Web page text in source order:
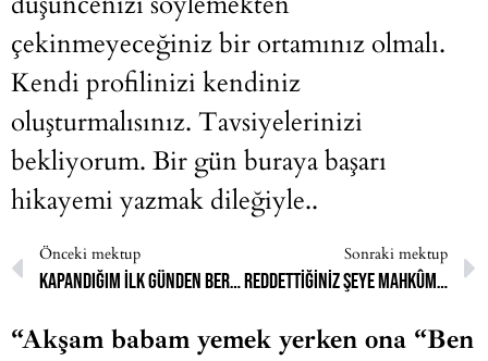
çekinmeyeceğiniz bir ortamınız olmalı.
Kendi profilinizi kendiniz
oluşturmalısınız. Tavsiyelerinizi
bekliyorum. Bir gün buraya başarı
hikayemi yazmak dileğiyle..
Önceki mektup
Kapandığım ilk günden beri kendimi çirkin kabul ettim ve açılacağım günü hayal ettim
Sonraki mektup
Reddettiğiniz şeye mahkûm olmak, ait hissetmediğiniz kimliği taşımak zorunda kalmak, büyük bir sahtelik tiksintisi, ikirciklilik
“Akşam babam yemek yerken ona “Ben